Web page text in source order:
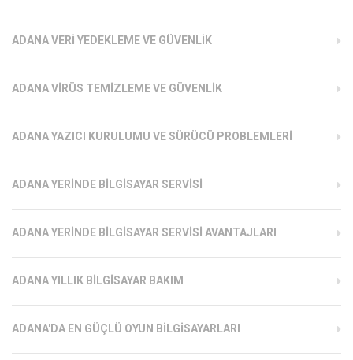
ADANA VERI YEDEKLEME VE GÜVENLIK
ADANA VIRÜS TEMIZLEME VE GÜVENLIK
ADANA YAZICI KURULUMU VE SÜRÜCÜ PROBLEMLERI
ADANA YERINDE BILGISAYAR SERVISI
ADANA YERINDE BILGISAYAR SERVISI AVANTAJLARI
ADANA YILLIK BILGISAYAR BAKIM
ADANA'DA EN GÜÇLÜ OYUN BILGISAYARLARI